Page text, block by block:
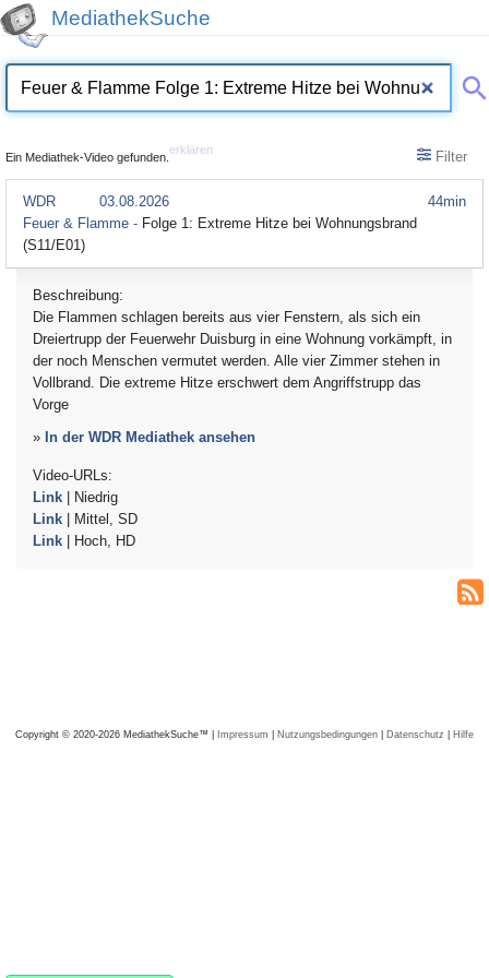
MediathekSuche
Ein Mediathek-Video gefunden.
erklären Filter
44min
WDR
03.08.2026
Feuer & Flamme - Folge 1: Extreme Hitze bei Wohnungsbrand
(S11/E01)
Beschreibung:
Die Flammen schlagen bereits aus vier Fenstern, als sich ein
Dreiertrupp der Feuerwehr Duisburg in eine Wohnung vorkämpft, in
der noch Menschen vermutet werden. Alle vier Zimmer stehen in
Vollbrand. Die extreme Hitze erschwert dem Angriffstrupp das
Vorge
» In der WDR Mediathek ansehen
Video-URLs:
Link | Niedrig
Link | Mittel, SD
Link | Hoch, HD
Copyright © 2020-2026 MediathekSuche™ | Impressum | Nutzungsbedingungen | Datenschutz | Hilfe